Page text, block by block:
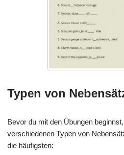
Typen von
Bevor du mit den Übungen
verschiedenen Typen von
die häufigsten: